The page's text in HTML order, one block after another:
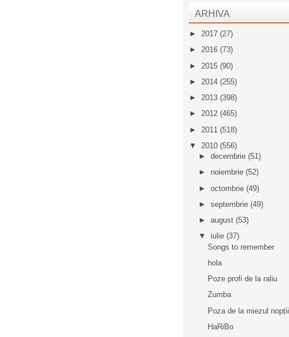
ARHIVA
► 2017 (27)
► 2016 (73)
► 2015 (90)
► 2014 (255)
► 2013 (398)
► 2012 (465)
► 2011 (518)
▼ 2010 (556)
► decembrie (51)
► noiembrie (52)
► octombrie (49)
► septembrie (49)
► august (53)
▼ iulie (37)
Songs to remember
hola
Poze profi de la raliu
Zumba
Poza de la miezul nopții
HaRiBo